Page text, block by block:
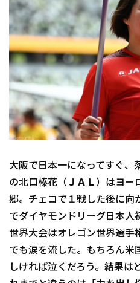
大阪で日本一になってすぐ、
の北口榛花（ＪＡＬ）はヨー
郷〟チェコで１戦した後に向
でダイヤモンドリーグ日本人
世界大会はオレゴン世界選手
でも涙を流した。もちろん米
しければ泣くだろう。結果は